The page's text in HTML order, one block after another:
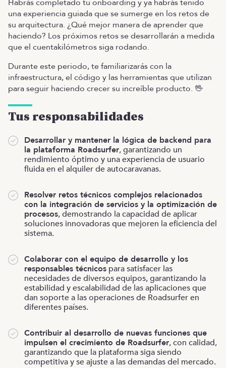
Habrás completado tu onboarding y ya habrás tenido
una experiencia guiada que se sumerge en los retos de
su arquitectura. ¿Qué mejor manera de aprender que
haciendo? Los próximos retos se desarrollarán a medida
que el cuentakilómetros siga rodando.
Durante este periodo, te familiarizarás con la
infraestructura, el código y las herramientas que utilizan
para seguir haciendo crecer su increíble producto. 🖖
Tus responsabilidades
Desarrollar y mantener la lógica de backend para
la plataforma Roadsurfer, garantizando un
rendimiento óptimo y una experiencia de usuario
fluida en el alquiler de autocaravanas.
Resolver retos técnicos complejos relacionados
con la integración de servicios y la optimización de
procesos, demostrando la capacidad de aplicar
soluciones innovadoras que mejoren la eficiencia del
sistema.
Colaborar con el equipo de desarrollo y los
responsables técnicos para satisfacer las
necesidades de diversos equipos, garantizando la
estabilidad y escalabilidad de las aplicaciones que
dan soporte a las operaciones de Roadsurfer en
diferentes países.
Contribuir al desarrollo de nuevas funciones que
impulsen el crecimiento de Roadsurfer, con calidad,
garantizando que la plataforma siga siendo
competitiva y se ajuste a las demandas del mercado.